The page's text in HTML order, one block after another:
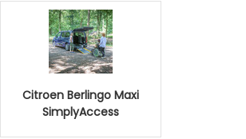
Citroen Berlingo Maxi
SimplyAccess